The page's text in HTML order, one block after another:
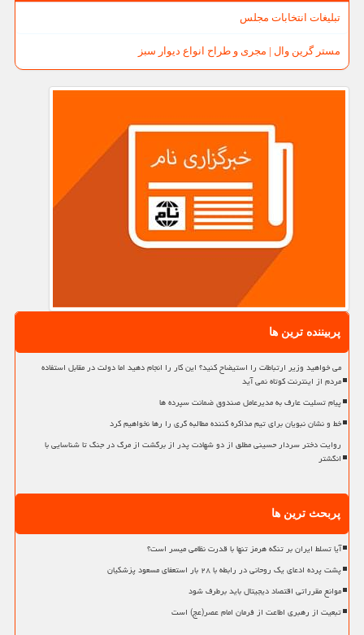
تبلیغات انتخابات مجلس
مستر گرین وال | مجری و طراح انواع دیوار سبز
پربیننده ترین ها
می خواهید وزیر ارتباطات را استیضاح کنید؟ این کار را انجام دهید اما دولت در مقابل استفاده
مردم از اینترنت کوتاه نمی آید
پیام تسلیت عارف به مدیرعامل صندوق ضمانت سپرده ها
خط و نشان نبویان برای تیم مذاکره کننده مطالبه گری را رها نخواهیم کرد
روایت دختر سردار حسینی مطلق از دو شهادت پدر از برگشت از مرگ در جنگ تا شناسایی با
انگشتر
پربحث ترین ها
آیا تسلط ایران بر تنگه هرمز تنها با قدرت نظامی میسر است؟
پشت پرده ادعای یک روحانی در رابطه با ۲۸ بار استعفای مسعود پزشکیان
موانع مقرراتی اقتصاد دیجیتال باید برطرف شود
تبعیت از رهبری اطاعت از فرمان امام عصر(عج) است